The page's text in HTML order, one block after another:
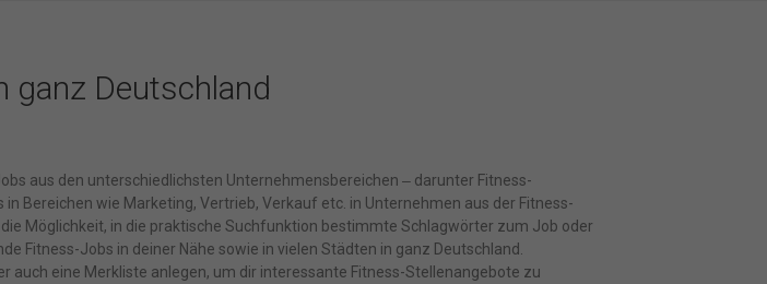
ganz Deutschland
aus den unterschiedlichsten Unternehmensbereichen ‒ darunter Fitness-
Bereichen wie Marketing, Vertrieb, Verkauf etc. in Unternehmen aus der Fitness-
Möglichkeit, in die praktische Suchfunktion bestimmte Schlagwörter zum Job oder
Fitness-Jobs in deiner Nähe sowie in vielen Städten in ganz Deutschland.
eine Merkliste anlegen, um dir interessante Fitness-Stellenangebote zu